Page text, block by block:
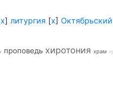
x] литургия [x]
проповедь хиротония храм